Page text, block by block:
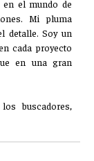
en el mundo de
Mi pluma
detalle. Soy un
cada proyecto
en una gran
buscadores,